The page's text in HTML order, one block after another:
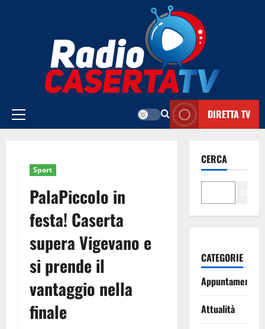
Menu
DIRETTA TV
Sport
PalaPiccolo in
festa! Caserta
supera Vigevano e
si prende il
vantaggio nella
finale
CERCA
CATEGORIE
Appuntamenti
Attualità